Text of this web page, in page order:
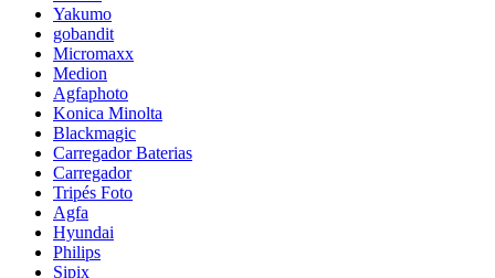
Yakumo
gobandit
Micromaxx
Medion
Agfaphoto
Konica Minolta
Blackmagic
Carregador Baterias
Carregador
Tripés Foto
Agfa
Hyundai
Philips
Sipix